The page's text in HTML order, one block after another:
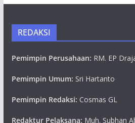
REDAKSI
Pemimpin Perusahaan: RM. EP
Pemimpin Umum: Sri Hartanto
Pemimpin Redaksi: Cosmas GL
Redaktur Pelaksana: Muh. Subhan